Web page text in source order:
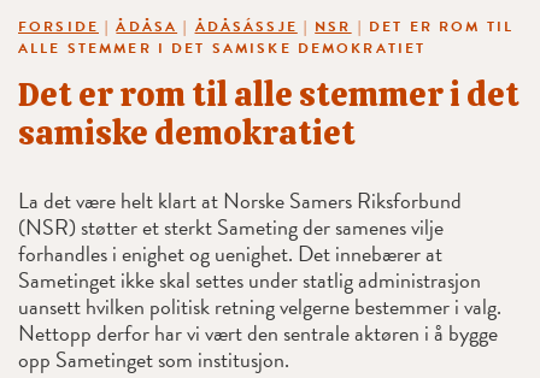
FORSIDE |ÅDÅSA | ÅDÅSÁSSJE | NSR | DET ER ROM TIL
ALLE STEMMER I DET SAMISKE DEMOKRATIET
Det er rom til alle stemmer i det
samiske demokratiet
La det være helt klart at Norske Samers Riksforbund
(NSR) støtter et sterkt Sameting der samenes vilje
forhandles i enighet og uenighet. Det innebærer at
Sametinget ikke skal settes under statlig administrasjon
uansett hvilken politisk retning velgerne bestemmer i valg.
Nettopp derfor har vi vært den sentrale aktøren i å bygge
opp Sametinget som institusjon.